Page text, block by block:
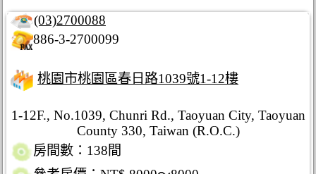
(03)2700088
886-3-2700099
桃園市桃園區春日路1039號1-12樓
1-12F., No.1039, Chunri Rd., Taoyuan City, Taoyuan
County 330, Taiwan (R.O.C.)
房間數：138間